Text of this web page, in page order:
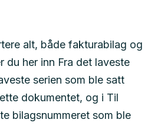
alt, både fakturabilag og
du her inn Fra det laveste
serien som ble satt
dokumentet, og i Til
bilagsnummeret som ble